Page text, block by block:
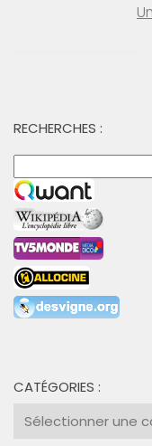
RECHERCHES :
CATÉGORIES :
Catégories